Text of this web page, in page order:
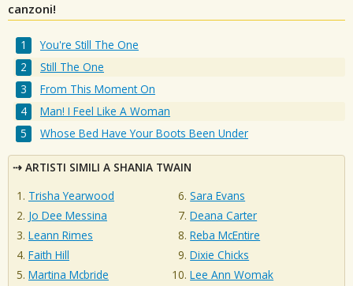
canzoni!
You're Still The One
Still The One
From This Moment On
Man! I Feel Like A Woman
Whose Bed Have Your Boots Been Under
ARTISTI SIMILI A SHANIA TWAIN
Trisha Yearwood
Jo Dee Messina
Leann Rimes
Faith Hill
Martina Mcbride
Sara Evans
Deana Carter
Reba McEntire
Dixie Chicks
Lee Ann Womak